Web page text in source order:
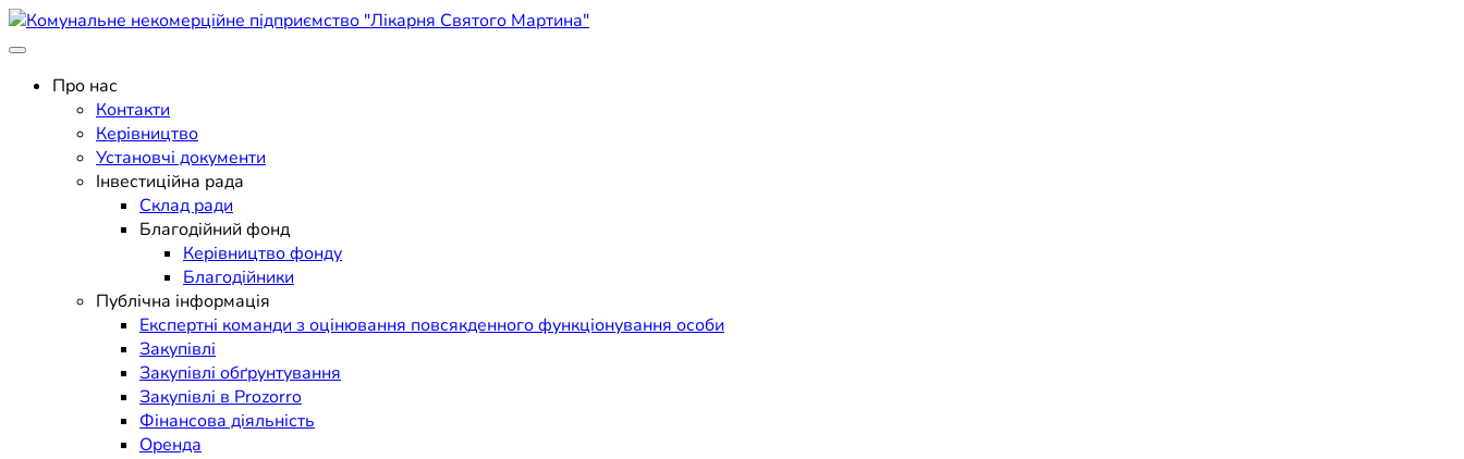
Skip
to
Комунальне некомерційне підприємство "Лікарня Святого Мартина"
Поліклініка Мукачево
Про нас
Контакти
Керівництво
Установчі документи
Інвестиційна рада
Склад ради
Благодійний фонд
Керівництво фонду
Благодійники
Публічна інформація
Експертні команди з оцінювання повсякденного функціонування особи
Закупівлі
Закупівлі обґрунтування
Закупівлі в Prozorro
Фінансова діяльність
Оренда